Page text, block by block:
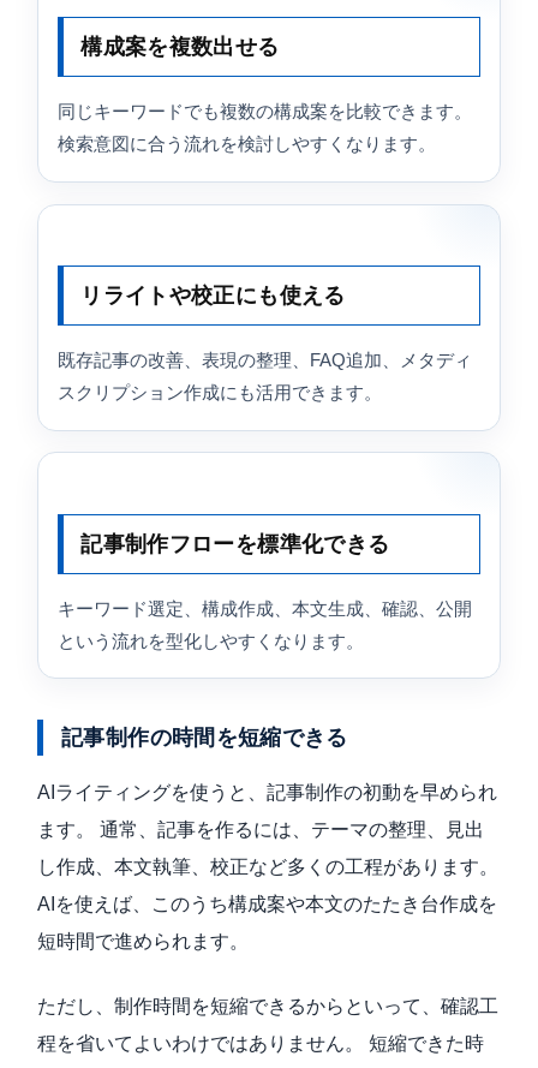
構成案を複数出せる
同じキーワードでも複数の構成案を比較できます。
検索意図に合う流れを検討しやすくなります。
リライトや校正にも使える
既存記事の改善、表現の整理、FAQ追加、メタディ
スクリプション作成にも活用できます。
記事制作フローを標準化できる
キーワード選定、構成作成、本文生成、確認、公開
という流れを型化しやすくなります。
記事制作の時間を短縮できる
AIライティングを使うと、記事制作の初動を早められ
ます。 通常、記事を作るには、テーマの整理、見出
し作成、本文執筆、校正など多くの工程があります。
AIを使えば、このうち構成案や本文のたたき台作成を
短時間で進められます。
ただし、制作時間を短縮できるからといって、確認工
程を省いてよいわけではありません。 短縮できた時